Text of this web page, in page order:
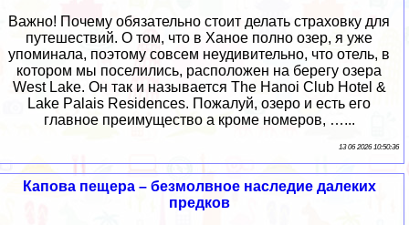
Важно! Почему обязательно стоит делать страховку для
путешествий. О том, что в Ханое полно озер, я уже
упоминала, поэтому совсем неудивительно, что отель, в
котором мы поселились, расположен на берегу озера
West Lake. Он так и называется The Hanoi Club Hotel &
Lake Palais Residences. Пожалуй, озеро и есть его
главное преимущество а кроме номеров, …...
13 06 2026 10:50:36
Капова пещера – безмолвное наследие далеких
предков